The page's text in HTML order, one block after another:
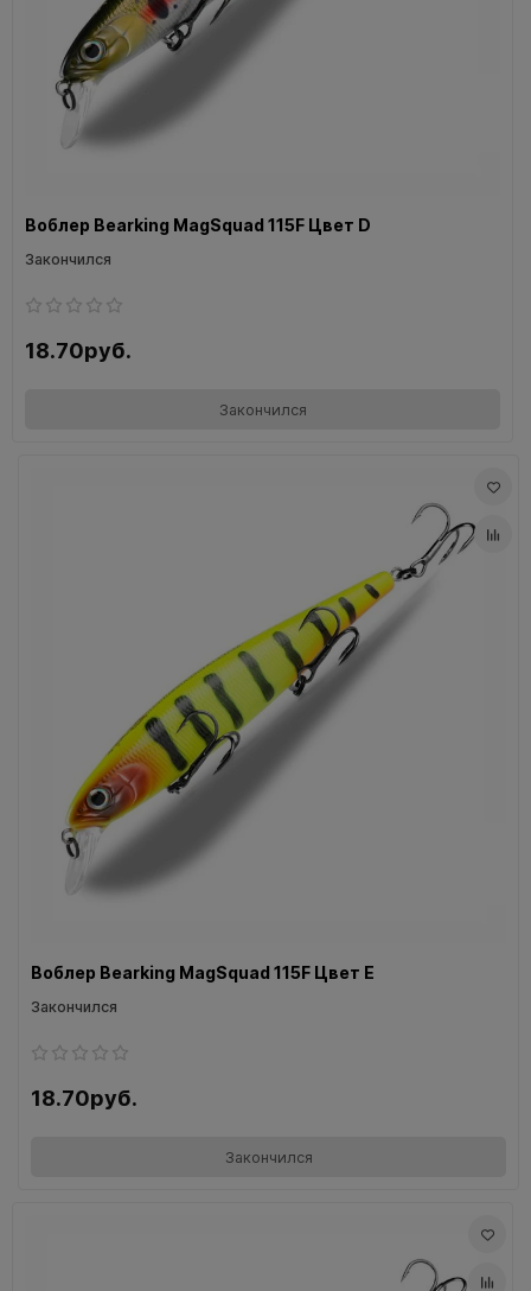
Воблер Bearking MagSquad 115F Цвет D
Закончился
18.70руб.
Закончился
Воблер Bearking MagSquad 115F Цвет E
Закончился
18.70руб.
Закончился